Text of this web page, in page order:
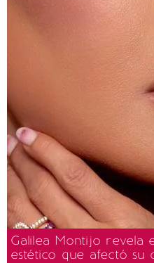
Galilea Montijo revela
estético que afectó su